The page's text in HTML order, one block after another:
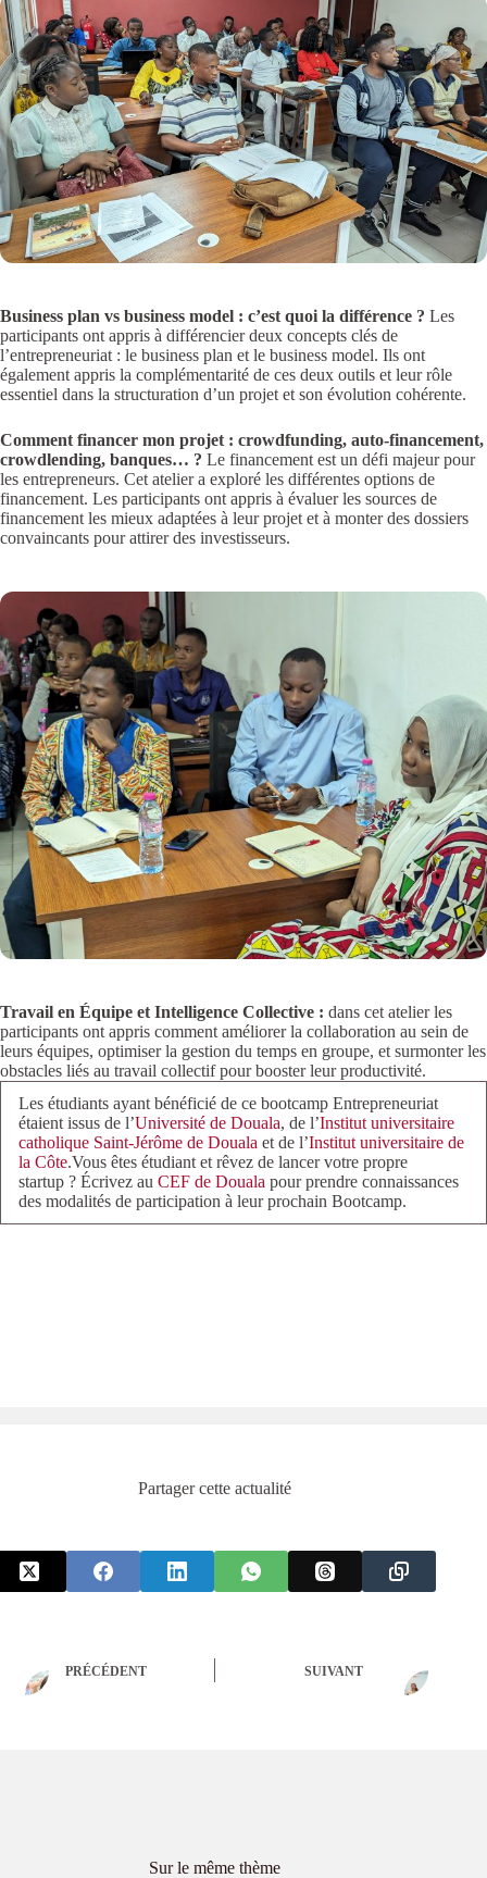
Business plan vs business model : c’est quoi la différence ? Les
participants ont appris à différencier deux concepts clés de
l’entrepreneuriat : le business plan et le business model. Ils ont
également appris la complémentarité de ces deux outils et leur rôle
essentiel dans la structuration d’un projet et son évolution cohérente.
Comment financer mon projet : crowdfunding, auto-financement,
crowdlending, banques… ? Le financement est un défi majeur pour
les entrepreneurs. Cet atelier a exploré les différentes options de
financement. Les participants ont appris à évaluer les sources de
financement les mieux adaptées à leur projet et à monter des dossiers
convaincants pour attirer des investisseurs.
Travail en Équipe et Intelligence Collective : dans cet atelier les
participants ont appris comment améliorer la collaboration au sein de
leurs équipes, optimiser la gestion du temps en groupe, et surmonter les
obstacles liés au travail collectif pour booster leur productivité.
Les étudiants ayant bénéficié de ce bootcamp Entrepreneuriat
étaient issus de l’Université de Douala, de l’Institut universitaire
catholique Saint-Jérôme de Douala et de l’Institut universitaire de
la Côte.Vous êtes étudiant et rêvez de lancer votre propre
startup ? Écrivez au CEF de Douala pour prendre connaissances
des modalités de participation à leur prochain Bootcamp.
Partager cette actualité
PRÉCÉDENT SUIVANT
Sur le même thème